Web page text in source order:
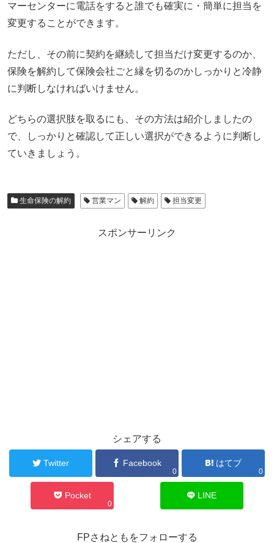
マーセンターに電話をすると誰でも確実に・簡単に担当を
変更することができます。
ただし、その前に契約を継続して担当だけ変更するのか、
保険を解約して保険会社ごと縁を切るのかしっかりと冷静
に判断しなければいけません。
どちらの選択肢を取るにも、その方法は紹介しましたの
で、しっかりと確認して正しい選択ができるように判断し
ていきましょう。
生命保険の解約 営業マン 解約 担当変更
スポンサーリンク
シェアする
Twitter Facebook
0
はてブ
0
Pocket
0
LINE
FPさねともをフォローする